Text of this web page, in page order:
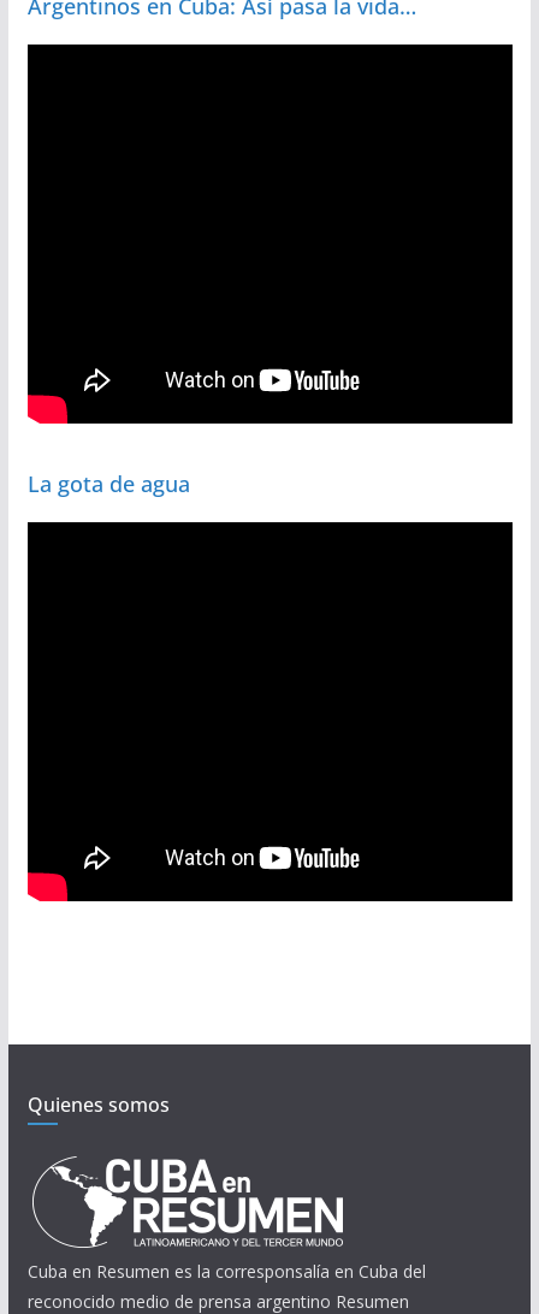
Argentinos en Cuba: Así pasa la vida…
La gota de agua
Quienes somos
Cuba en Resumen es la corresponsalía en Cuba del
reconocido medio de prensa argentino Resumen